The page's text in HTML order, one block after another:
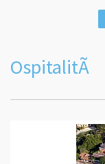
OspitalitÃ